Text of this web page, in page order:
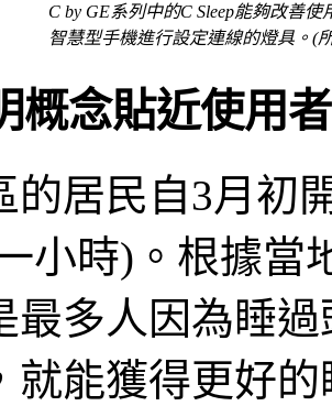
C by GE系列中的C Sleep能夠改善
智慧型手機進行設定連線的燈具。(
概念貼近使用
的居民自3月初
小時)。根據當
最多人因為睡
就能獲得更好